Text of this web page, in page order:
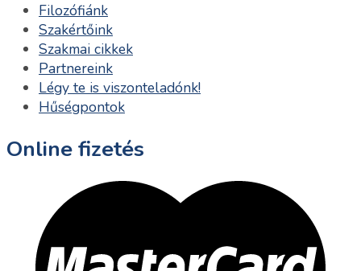
Filozófiánk
Szakértőink
Szakmai cikkek
Partnereink
Légy te is viszonteladónk!
Hűségpontok
Online fizetés